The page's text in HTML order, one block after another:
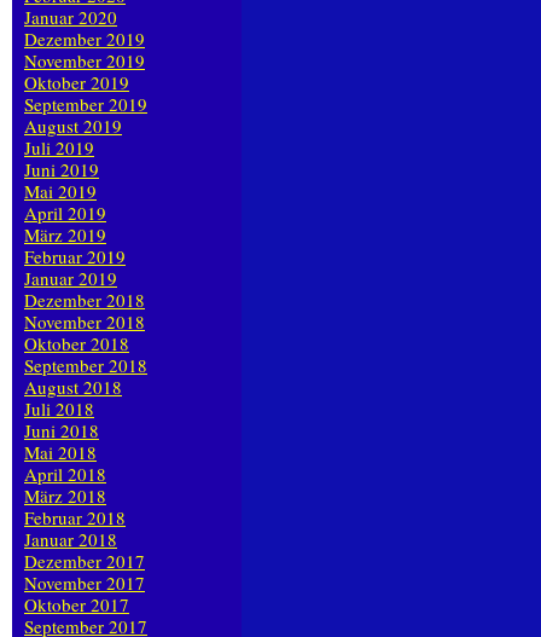
Januar 2020
Dezember 2019
November 2019
Oktober 2019
September 2019
August 2019
Juli 2019
Juni 2019
Mai 2019
April 2019
März 2019
Februar 2019
Januar 2019
Dezember 2018
November 2018
Oktober 2018
September 2018
August 2018
Juli 2018
Juni 2018
Mai 2018
April 2018
März 2018
Februar 2018
Januar 2018
Dezember 2017
November 2017
Oktober 2017
September 2017